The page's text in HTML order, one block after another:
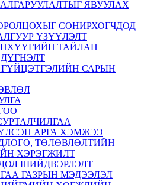
ЯВУУЛАХ
СОНИРХОГЧДОД
ҮЗҮҮЛЭЛТ
ТАЙЛАН
САРЫН
АРГА ХЭМЖЭЭ
ТӨЛӨВЛӨЛТИЙН
ХЭРЭГЖИЛТ
ШИЙДВЭРЛЭЛТ
ГАЗРЫН МЭДЭЭЛЭЛ